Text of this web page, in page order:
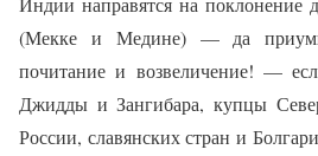
(Мекке и Медине) — да
почитание и возвеличение! —
Джидды и Зангибара, купцы
России, славянских стран и